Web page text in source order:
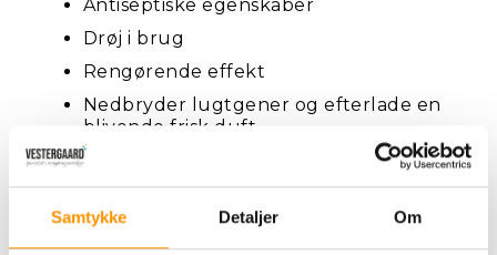
Samtykke Detaljer Om
Antiseptiske egenskaber
Drøj i brug
Rengørende effekt
Nedbryder lugtgener og efterlade en
blivende frisk duft
bakteriedræbende rengøring ved
brandskader og oversvømmelser.